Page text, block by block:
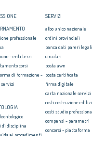
professionale
- enti terzi
corsi
di formazione -
di disciplina
ai procedimenti
SERVIZI
albo unico nazionale
ordini provinciali
banca dati pareri
circolari
posta awn
posta certificata
firma digitale
carta nazionale servizi
costi costruzione
costi studio
compensi - parametri
concorsi - piattaforma